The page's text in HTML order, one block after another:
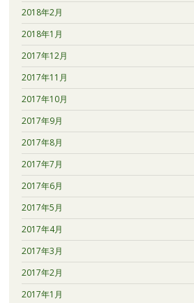
2018年2月
2018年1月
2017年12月
2017年11月
2017年10月
2017年9月
2017年8月
2017年7月
2017年6月
2017年5月
2017年4月
2017年3月
2017年2月
2017年1月